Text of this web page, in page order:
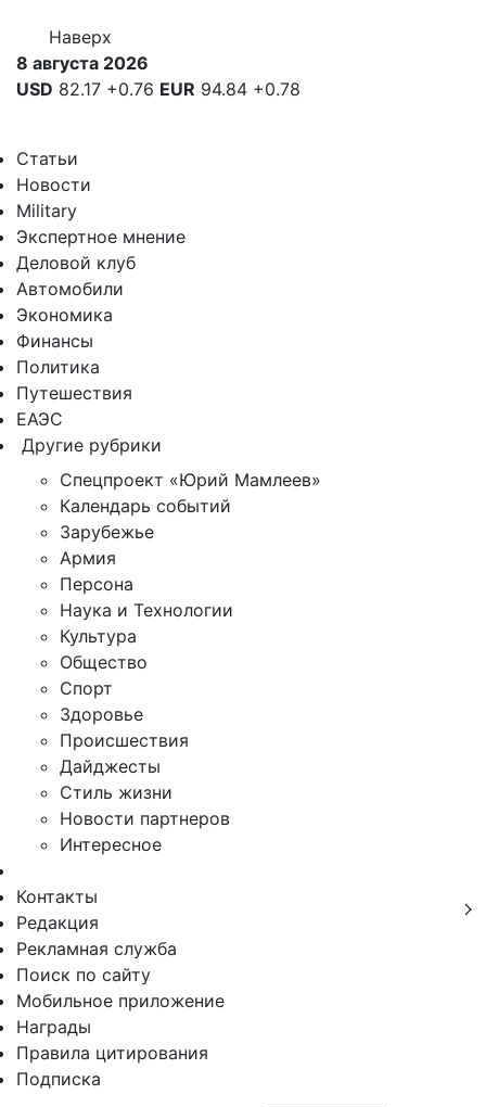
Наверх
8 августа 2026
USD 82.17 +0.76 EUR 94.84 +0.78
Статьи
Новости
Military
Экспертное мнение
Деловой клуб
Автомобили
Экономика
Финансы
Политика
Путешествия
ЕАЭС
Другие рубрики
Спецпроект «Юрий Мамлеев»
Календарь событий
Зарубежье
Армия
Персона
Наука и Технологии
Культура
Общество
Спорт
Здоровье
Происшествия
Дайджесты
Стиль жизни
Новости партнеров
Интересное
Контакты
Редакция
Рекламная служба
Поиск по сайту
Мобильное приложение
Награды
Правила цитирования
Подписка